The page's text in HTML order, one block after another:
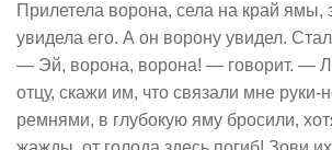
Прилетела ворона, села на край ямы,
увидела его. А он ворону увидел.
— Эй, ворона, ворона! — говорит. —
отцу, скажи им, что связали мне руки-
ремнями, в глубокую яму бросили,